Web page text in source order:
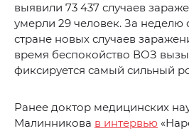
выявили 73 437 случаев
умерли 29 человек. За неделю
стране новых случаев
время беспокойство ВОЗ
фиксируется самый сильный
Ранее доктор медицинских
Малинникова в интервью